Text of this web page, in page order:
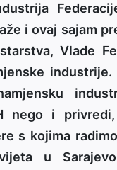
i ovaj sajam
Vlade
industrije.
nego i
s kojima
u